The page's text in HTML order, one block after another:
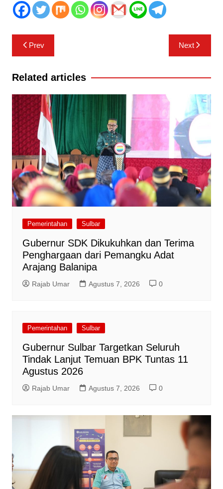
Navigasi
pos
Prev Next
Related articles
Pemerintahan Sulbar
Gubernur SDK Dikukuhkan dan Terima
Penghargaan dari Pemangku Adat
Arajang Balanipa
Rajab Umar Agustus 7, 2026 0
Pemerintahan Sulbar
Gubernur Sulbar Targetkan Seluruh
Tindak Lanjut Temuan BPK Tuntas 11
Agustus 2026
Rajab Umar Agustus 7, 2026 0